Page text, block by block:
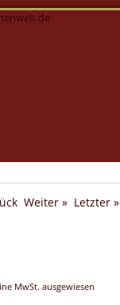
Weiter » Letzter »
MwSt. ausgewiesen